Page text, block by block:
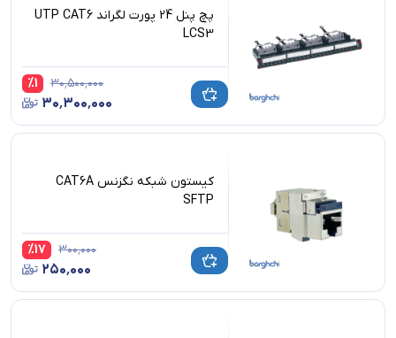
پچ پنل 24 پورت لگراند UTP CAT6
LCS3
۳۰٬۵۰۰٬۰۰۰ %1
۳۰٬۳۰۰٬۰۰۰
کیستون شبکه نگزنس CAT6A
SFTP
۳۰۰٬۰۰۰ %17
۲۵۰٬۰۰۰